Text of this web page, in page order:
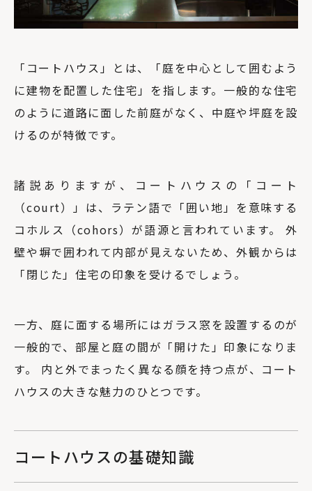
「コートハウス」とは、「庭を中心として囲むよう
に建物を配置した住宅」を指します。一般的な住宅
のように道路に面した前庭がなく、中庭や坪庭を設
けるのが特徴です。
諸説ありますが、コートハウスの「コート
（court）」は、ラテン語で「囲い地」を意味する
コホルス（cohors）が語源と言われています。 外
壁や塀で囲われて内部が見えないため、外観からは
「閉じた」住宅の印象を受けるでしょう。
一方、庭に面する場所にはガラス窓を設置するのが
一般的で、部屋と庭の間が「開けた」印象になりま
す。 内と外でまったく異なる顔を持つ点が、コート
ハウスの大きな魅力のひとつです。
コートハウスの基礎知識